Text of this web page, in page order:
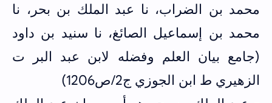
محمد بن الضراب، نا عبد الملك بن بحر، نا
محمد بن إسماعيل الصائغ، نا سنيد بن داود
(جامع بيان العلم وفضله لابن عبد البر ت
الزهيري ط ابن الجوزي ج2/ص1206)